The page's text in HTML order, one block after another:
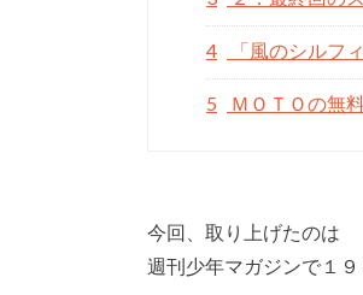
4 「風のシルフ
5 ＭＯＴＯの無
今回、取り上げたのは
週刊少年マガジンで１